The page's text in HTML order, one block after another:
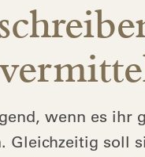
wenn es ihr
Gleichzeitig soll